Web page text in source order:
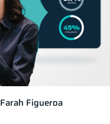
Farah Figueroa